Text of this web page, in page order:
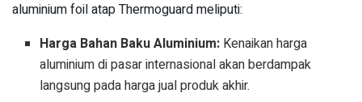
aluminium foil atap Thermoguard meliputi:
Harga Bahan Baku Aluminium: Kenaikan harga
aluminium di pasar internasional akan berdampak
langsung pada harga jual produk akhir.